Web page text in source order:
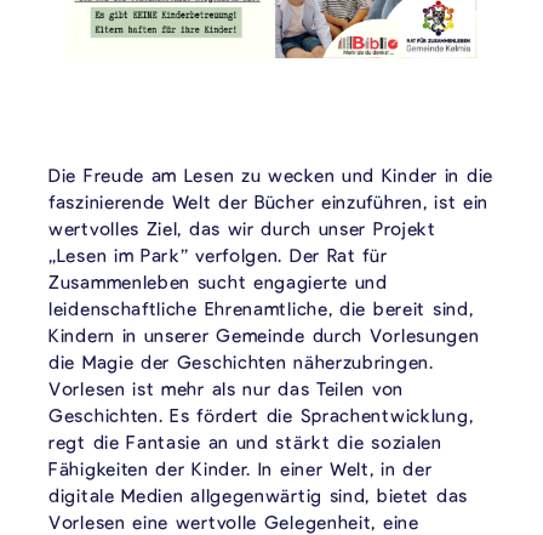
Die Freude am Lesen zu wecken und Kinder in die
faszinierende Welt der Bücher einzuführen, ist ein
wertvolles Ziel, das wir durch unser Projekt
„Lesen im Park” verfolgen. Der Rat für
Zusammenleben sucht engagierte und
leidenschaftliche Ehrenamtliche, die bereit sind,
Kindern in unserer Gemeinde durch Vorlesungen
die Magie der Geschichten näherzubringen.
Vorlesen ist mehr als nur das Teilen von
Geschichten. Es fördert die Sprachentwicklung,
regt die Fantasie an und stärkt die sozialen
Fähigkeiten der Kinder. In einer Welt, in der
digitale Medien allgegenwärtig sind, bietet das
Vorlesen eine wertvolle Gelegenheit, eine